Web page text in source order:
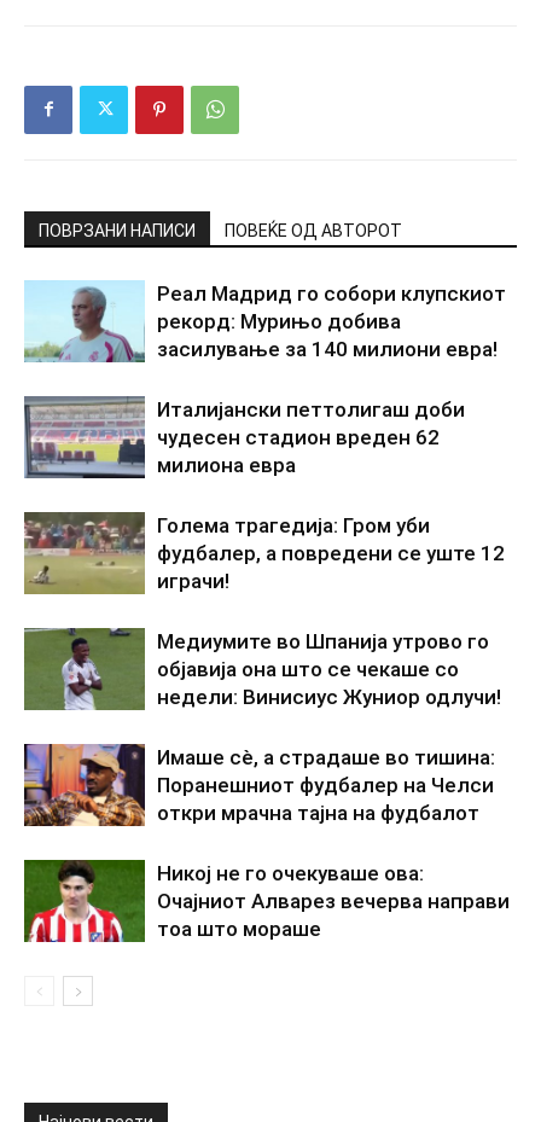
ПОВРЗАНИ НАПИСИ ПОВЕЌЕ ОД АВТОРОТ
Реал Мадрид го собори клупскиот
рекорд: Мурињо добива
засилување за 140 милиони евра!
Италијански петтолигаш доби
чудесен стадион вреден 62
милиона евра
Голема трагедија: Гром уби
фудбалер, а повредени се уште 12
играчи!
Медиумите во Шпанија утрово го
објавија она што се чекаше со
недели: Винисиус Жуниор одлучи!
Имаше сè, а страдаше во тишина:
Поранешниот фудбалер на Челси
откри мрачна тајна на фудбалот
Никој не го очекуваше ова:
Очајниот Алварез вечерва направи
тоа што мораше